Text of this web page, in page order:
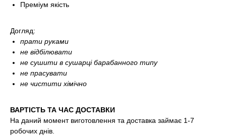
Преміум якість
Догляд:
прати руками
не відбілювати
не сушити в сушарці барабанного типу
не прасувати
не чистити хімічно
ВАРТІСТЬ ТА ЧАС ДОСТАВКИ
На даний момент виготовлення та доставка займає 1-7
робочих днів.